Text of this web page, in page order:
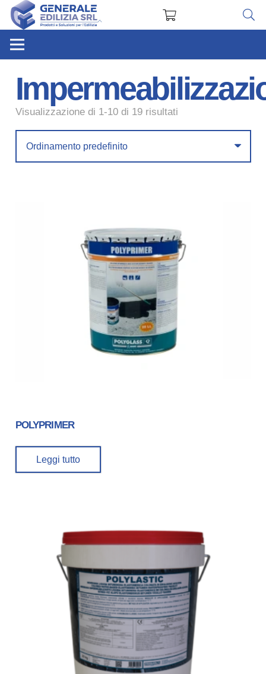
Visualizzazione di 1-10 di 19 risultati
POLYPRIMER
Leggi tutto